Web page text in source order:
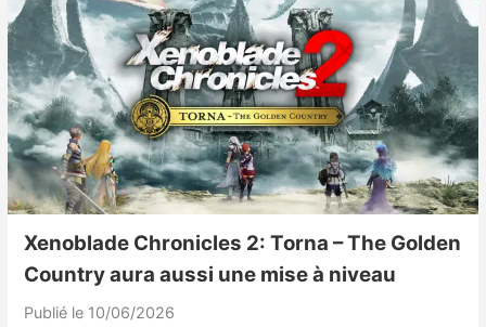
Xenoblade Chronicles 2: Torna – The Golden
Country aura aussi une mise à niveau
Publié le 10/06/2026